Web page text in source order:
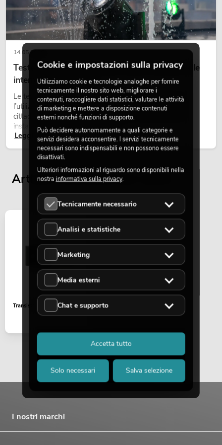
PSSO QCA-10000 4-
Amplifier
No. 10451697Articolo
PSSO Amp Set
PSSO Amp Set
No. 11041069
14.05.2026
Teste mobili outdoor: teste mobili resistenti alle
intemperie per eventi
Le teste mobili outdoor sono proiettori motorizzati per
l’utilizzo all’aperto. Vengono impiegate in festival, feste
cittadine, concerti open-air, allestimenti architetturali e
installazioni temporanee all’esterno.
Leggi ora
Articoli visualizzati per ultimi
Transistor IGBT M1900
I nostri marchi
Cookie e impostazioni sulla privacy
Utilizziamo cookie e tecnologie analoghe per fornire
tecnicamente il nostro sito web, migliorare i
contenuti, raccogliere dati statistici, valutare le attività
di marketing e mettere a disposizione contenuti
esterni nonché funzioni di supporto.
Può decidere autonomamente a quali categorie e
servizi desidera acconsentire. I servizi tecnicamente
necessari sono indispensabili e non possono essere
disattivati.
Ulteriori informazioni al riguardo sono disponibili nella
nostra informativa sulla privacy.
Tecnicamente necessario
Analisi e statistiche
Marketing
Media esterni
Chat e supporto
Solo necessari Salva selezione
Accetta tutto